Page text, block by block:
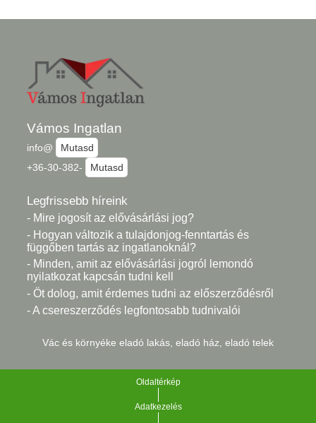
Vámos Ingatlan
info@
Mutasd
+36-30-382-
Mutasd
Legfrissebb híreink
- Mire jogosít az elővásárlási jog?
- Hogyan változik a tulajdonjog-fenntartás és
függőben tartás az ingatlanoknál?
- Minden, amit az elővásárlási jogról lemondó
nyilatkozat kapcsán tudni kell
- Öt dolog, amit érdemes tudni az előszerződésről
- A csereszerződés legfontosabb tudnivalói
Vác és környéke eladó lakás, eladó ház, eladó telek
Oldaltérkép
Adatkezelés